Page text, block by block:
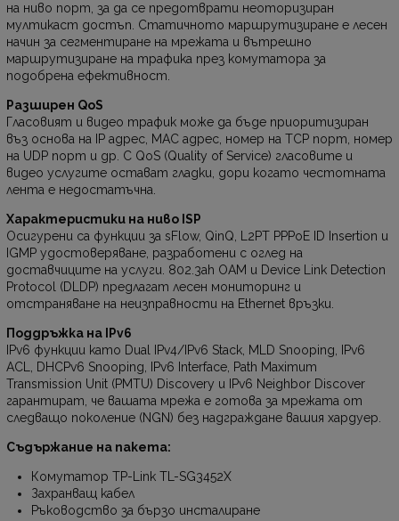
на ниво порт, за да се предотврати неоторизиран
мултикаст достъп. Статичното маршрутизиране е лесен
начин за сегментиране на мрежата и вътрешно
маршрутизиране на трафика през комутатора за
подобрена ефективност.
Разширен QoS
Гласовият и видео трафик може да бъде приоритизиран
въз основа на IP адрес, MAC адрес, номер на TCP порт, номер
на UDP порт и др. С QoS (Quality of Service) гласовите и
видео услугите остават гладки, дори когато честотната
лента е недостатъчна.
Характеристики на ниво ISP
Осигурени са функции за sFlow, QinQ, L2PT PPPoE ID Insertion и
IGMP удостоверяване, разработени с оглед на
доставчиците на услуги. 802.3ah OAM и Device Link Detection
Protocol (DLDP) предлагат лесен мониторинг и
отстраняване на неизправности на Ethernet връзки.
Поддръжка на IPv6
IPv6 функции като Dual IPv4/IPv6 Stack, MLD Snooping, IPv6
ACL, DHCPv6 Snooping, IPv6 Interface, Path Maximum
Transmission Unit (PMTU) Discovery и IPv6 Neighbor Discover
гарантират, че вашата мрежа е готова за мрежата от
следващо поколение (NGN) без надграждане вашия хардуер.
Съдържание на пакета:
Комутатор TP-Link TL-SG3452X
Захранващ кабел
Ръководство за бързо инсталиране